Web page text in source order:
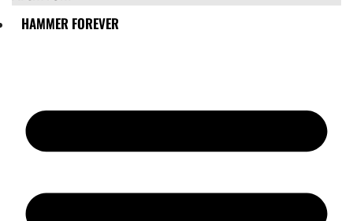
HAMMER FOREVER